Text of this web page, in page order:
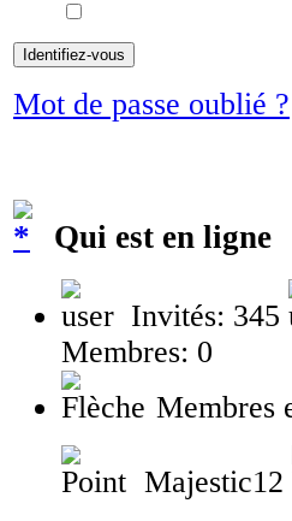
Mot de passe oublié ?
Qui est en ligne
Invités: 345
Membres: 0
Membres
Majestic12